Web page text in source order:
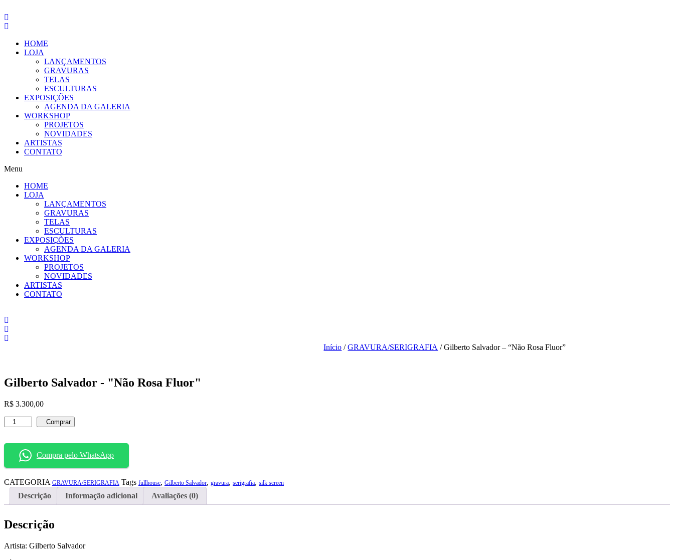
para
o
HOME
LOJA
LANÇAMENTOS
GRAVURAS
TELAS
ESCULTURAS
EXPOSIÇÕES
AGENDA DA GALERIA
WORKSHOP
PROJETOS
NOVIDADES
ARTISTAS
CONTATO
Menu
HOME
LOJA
LANÇAMENTOS
GRAVURAS
TELAS
ESCULTURAS
EXPOSIÇÕES
AGENDA DA GALERIA
WORKSHOP
PROJETOS
NOVIDADES
ARTISTAS
CONTATO
Início /GRAVURA/SERIGRAFIA / Gilberto Salvador – “Não Rosa Fluor”
Gilberto Salvador - "Não Rosa Fluor"
R$ 3.300,00
Gilberto
Salvador
"Não
Rosa
Fluor"
Comprar
Compra pelo WhatsApp
CATEGORIA GRAVURA/SERIGRAFIA Tags fullhouse, Gilberto Salvador, gravura, serigrafia, silk screen
Descrição Informação adicional Avaliações (0)
Descrição
Artista: Gilberto Salvador